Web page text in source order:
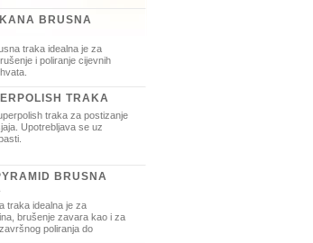
BRUSNA
traka idealna je za
i poliranje cijevnih
TRAKA
traka za postizanje
Upotrebljava se uz
BRUSNA
traka idealna je za
brušenje zavara kao i za
poliranja do